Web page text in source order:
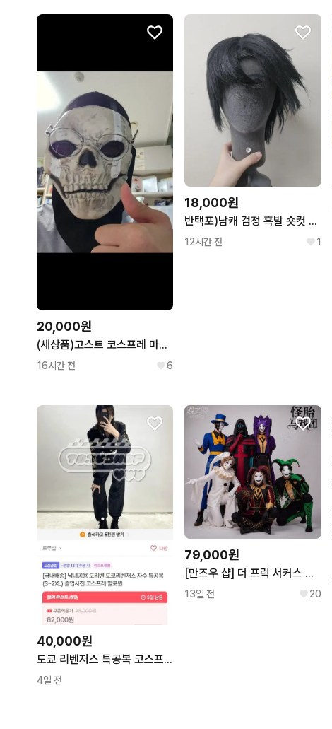
20,000원
(새상품)고스트 코스프레 마스크
16시간 전 6
18,000원
반택포)남캐 검정 흑발 숏컷 세팅 가발 반깐머리 팝니다
12시간 전 1
40,000원
도쿄 리벤저스 특공복 코스프레 졸업사진
4일 전
79,000원
[만즈우 샵] 더 프릭 서커스 코스프레 의상 모음
13일 전 20